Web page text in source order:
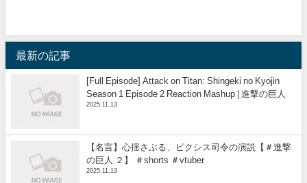
最新の記事
[Full Episode] Attack on Titan: Shingeki no Kyojin
Season 1 Episode 2 Reaction Mashup | 進撃の巨人
2025.11.13
【名言】心揺さぶる、ピクシス司令の演説【＃進撃
の巨人 ２】 ＃shorts ＃vtuber
2025.11.13